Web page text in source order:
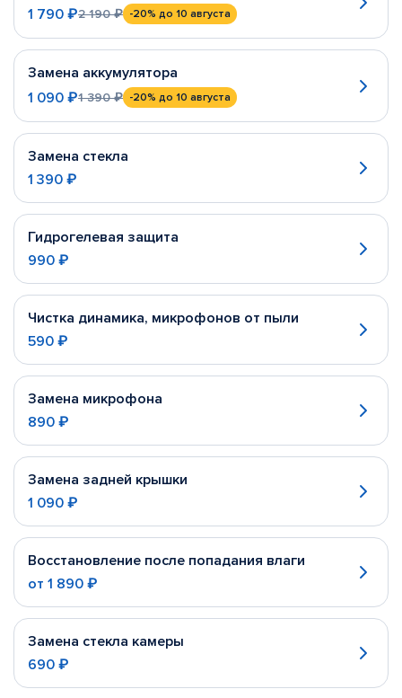
1 790 ₽2 190 ₽ -20% до 10 августа
Замена аккумулятора
1 090 ₽1 390 ₽ -20% до 10 августа
Замена стекла
1 390 ₽
Гидрогелевая защита
990 ₽
Чистка динамика, микрофонов от пыли
590 ₽
Замена микрофона
890 ₽
Замена задней крышки
1 090 ₽
Восстановление после попадания влаги
от 1 890 ₽
Замена стекла камеры
690 ₽